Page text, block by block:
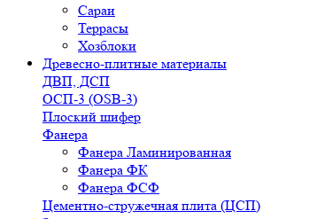
Сараи
Террасы
Хозблоки
Древесно-плитные материалы
ДВП, ДСП
ОСП-3 (OSB-3)
Плоский шифер
Фанера
Фанера Ламинированная
Фанера ФК
Фанера ФСФ
Цементно-стружечная плита (ЦСП)